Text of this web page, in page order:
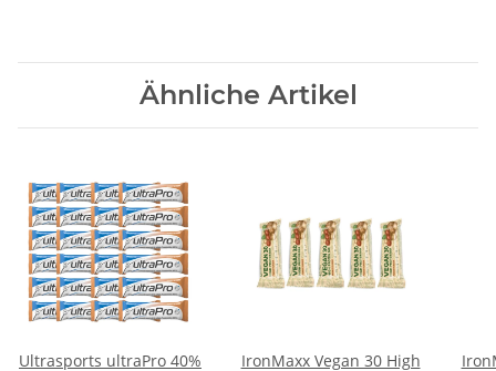
Ähnliche Artikel
Ultrasports ultraPro 40%
IronMaxx Vegan 30 High